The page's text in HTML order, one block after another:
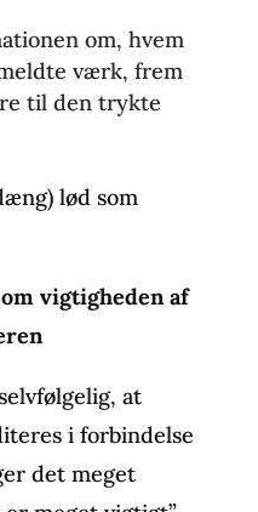
om, hvem
værk, frem
til den trykte
lød som
vigtigheden af
at
i forbindelse
det meget